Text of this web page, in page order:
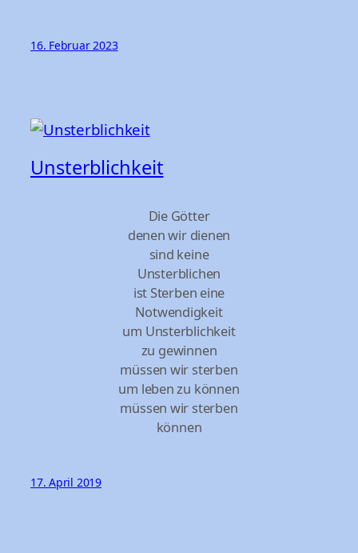
16. Februar 2023
Unsterblichkeit
Die Götter
denen wir dienen
sind keine
Unsterblichen
ist Sterben eine
Notwendigkeit
um Unsterblichkeit
zu gewinnen
müssen wir sterben
um leben zu können
müssen wir sterben
können
17. April 2019